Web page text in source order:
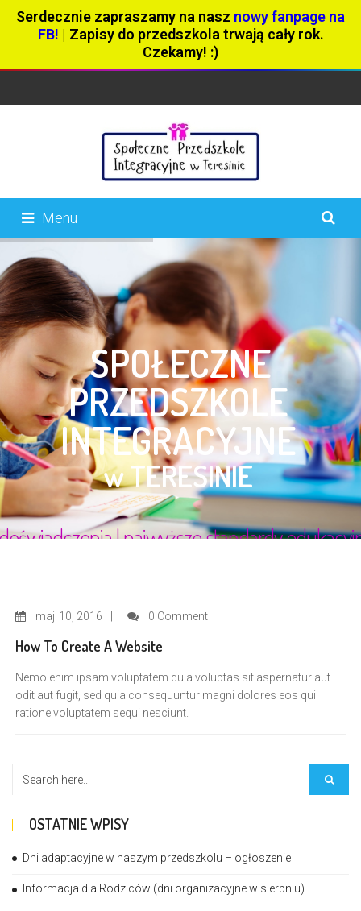
Serdecznie zapraszamy na nasz nowy fanpage na
FB! | Zapisy do przedszkola trwają cały rok.
Czekamy! :)
Menu
maj 10, 2016 0 Comment
How To Create A Website
Nemo enim ipsam voluptatem quia voluptas sit aspernatur aut
odit aut fugit, sed quia consequuntur magni dolores eos qui
ratione voluptatem sequi nesciunt.
OSTATNIE WPISY
Dni adaptacyjne w naszym przedszkolu – ogłoszenie
Informacja dla Rodziców (dni organizacyjne w sierpniu)